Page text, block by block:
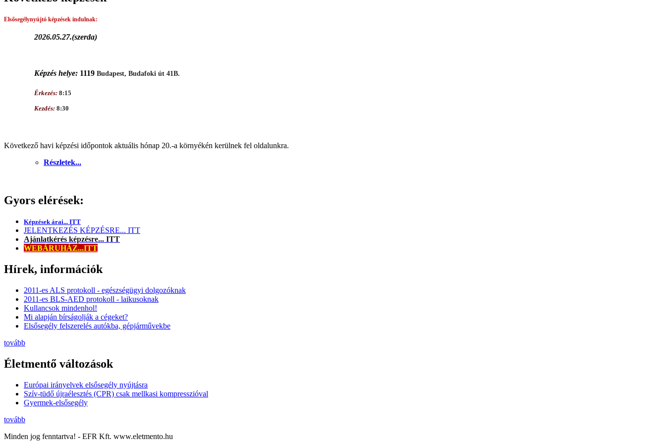
Elsősegélynyújtó képzések indulnak:
2026.05.27.(szerda)
Képzés helye: 1119Budapest, Budafoki út 41B.
Érkezés:8:15
Kezdés: 8:30
Következő havi képzési időpontok aktuális hónap 20.-a környékén kerülnek fel oldalunkra.
Részletek...
Gyors elérések:
Képzések árai... ITT
JELENTKEZÉS KÉPZÉSRE... ITT
Ajánlatkérés képzésre... ITT
WEBÁRUHÁZ...ITT
Hírek, információk
2011-es ALS protokoll - egészségügyi dolgozóknak
2011-es BLS-AED protokoll - laikusoknak
Kullancsok mindenhol!
Mi alapján bírságolják a cégeket?
Elsősegély felszerelés autókba, gépjárművekbe
tovább
Életmentő változások
Európai irányelvek elsősegély nyújtásra
Szív-tüdő újraélesztés (CPR) csak mellkasi kompresszióval
Gyermek-elsősegély
tovább
Minden jog fenntartva! - EFR Kft. www.eletmento.hu